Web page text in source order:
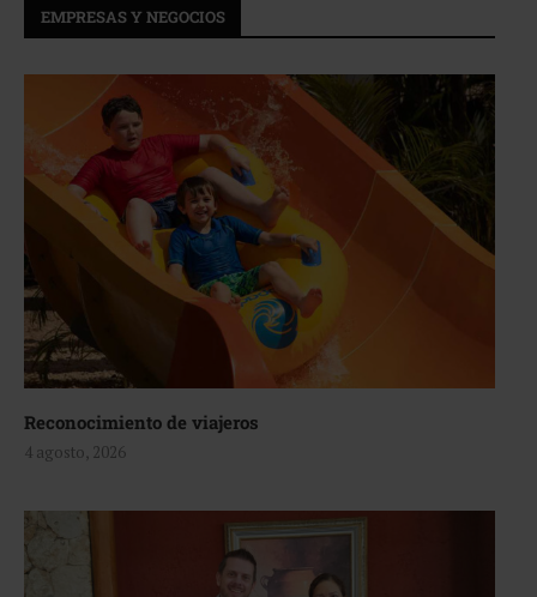
EMPRESAS Y NEGOCIOS
Reconocimiento de viajeros
4 agosto, 2026